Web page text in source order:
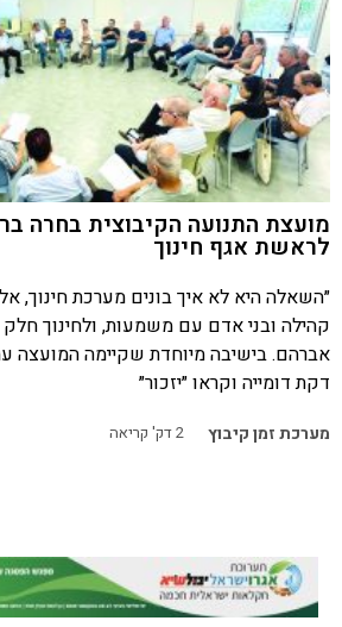
מועצת התנועה הקיבוצית בחרה
לראשת אגף חינוך
״השאלה היא לא איך בונים מערכת חינוך,
קהילה ובני אדם עם משמעות, ולחינוך
אברהם. בישיבה מיוחדת שקיימה המועצה
דקת דומייה וקראו ״יזכור״
מערכת זמן קיבוץ 2דק' קריאה